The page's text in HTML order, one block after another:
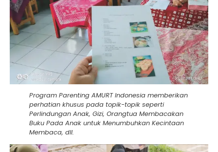
Program Parenting AMURT Indonesia memberikan
perhatian khusus pada topik-topik seperti
Perlindungan Anak, Gizi, Orangtua Membacakan
Buku Pada Anak untuk Menumbuhkan Kecintaan
Membaca, dll.